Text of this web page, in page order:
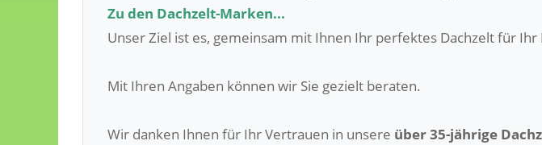
Zu den Dachzelt-Marken...
Unser Ziel ist es, gemeinsam mit Ihnen Ihr perfektes Dachzelt für
Mit Ihren Angaben können wir Sie gezielt beraten.
Wir danken Ihnen für Ihr Vertrauen in unsere über 35-jährige